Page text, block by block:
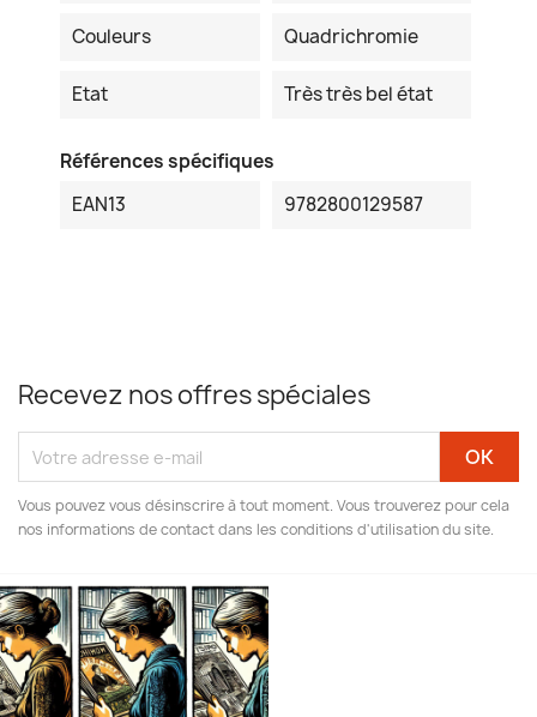
Couleurs Quadrichromie
Etat Très très bel état
Références spécifiques
EAN13
9782800129587
Recevez nos offres spéciales
Vous pouvez vous désinscrire à tout moment. Vous trouverez pour cela
nos informations de contact dans les conditions d'utilisation du site.